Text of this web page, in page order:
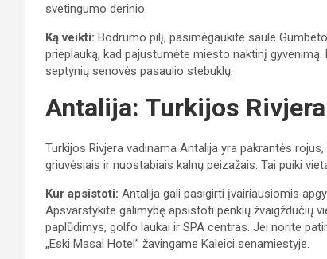
svetingumo derinio.
Ką veikti: Bodrumo pilį, pasimėgaukite saule
prieplauką, kad pajustumėte miesto naktinį
septynių senovės pasaulio stebuklų.
Antalija: Turkijos Rivjera
Turkijos Rivjera vadinama Antalija yra pakrantės
griuvėsiais ir nuostabiais kalnų peizažais. Tai puiki
Kur apsistoti: Antalija gali pasigirti įvairiausiomis
Apsvarstykite galimybę apsistoti penkių žvaigždučių
paplūdimys, golfo laukai ir SPA centras. Jei norite
„Eski Masal Hotel” žavingame Kaleici senamiestyje.